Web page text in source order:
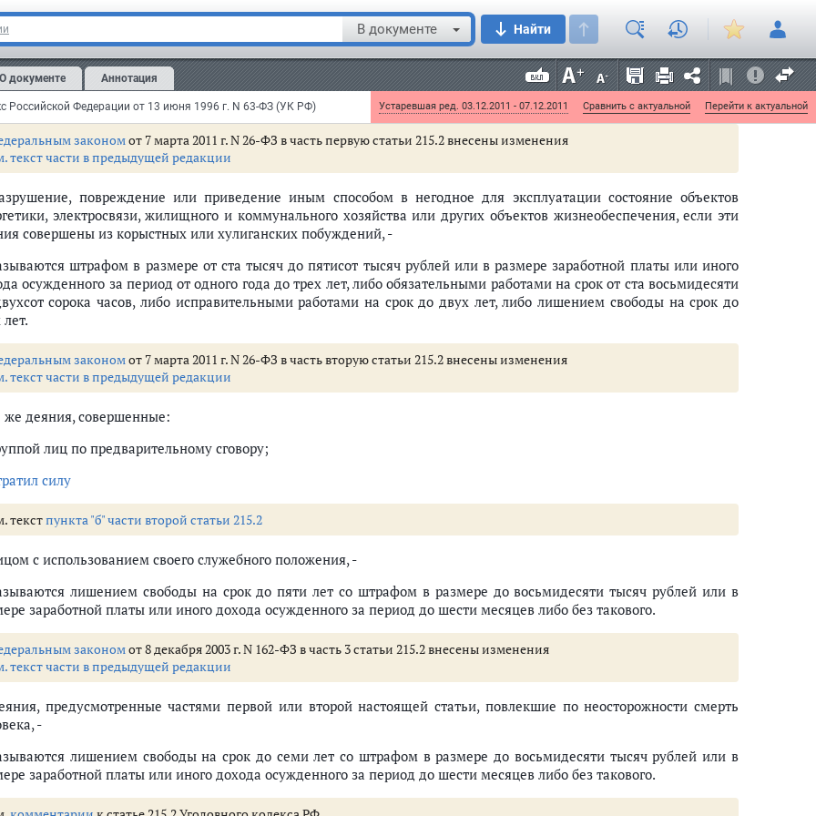
В документе Найти
О документе Аннотация
Российской Федерации от 13 июня 1996 г. N 63-ФЗ (УК РФ) Устаревшая ред. 03.12.2011 - 07.12.2011 Сравнить с актуальной Перейти к актуальной
определенной деятельностью на срок до трех лет или без такового.
комментариик статье 215.1 Уголовного кодекса РФ
215.2.Приведение в негодность объектов жизнеобеспечения
закономот 7 марта 2011 г. N 26-ФЗ в часть первую статьи 215.2 внесены изменения
текст части в предыдущей редакции
повреждение или приведение иным способом в негодное для эксплуатации состояние объектов
электросвязи, жилищного и коммунального хозяйства или других объектов жизнеобеспечения, если эти
совершены из корыстных или хулиганских побуждений, -
штрафом в размере от ста тысяч до пятисот тысяч рублей или в размере заработной платы или иного
осужденного за период от одного года до трех лет, либо обязательными работами на срок от ста восьмидесяти
сорока часов, либо исправительными работами на срок до двух лет, либо лишением свободы на срок до
лет.
закономот 7 марта 2011 г. N 26-ФЗ в часть вторую статьи 215.2 внесены изменения
текст части в предыдущей редакции
же деяния, совершенные:
лиц по предварительному сговору;
силу
текстпункта "б" части второй статьи 215.2
с использованием своего служебного положения, -
лишением свободы на срок до пяти лет со штрафом в размере до восьмидесяти тысяч рублей или в
заработной платы или иного дохода осужденного за период до шести месяцев либо без такового.
закономот 8 декабря 2003 г. N 162-ФЗ в часть 3 статьи 215.2 внесены изменения
текст части в предыдущей редакции
предусмотренные частями первой или второй настоящей статьи, повлекшие по неосторожности смерть
-
лишением свободы на срок до семи лет со штрафом в размере до восьмидесяти тысяч рублей или в
заработной платы или иного дохода осужденного за период до шести месяцев либо без такового.